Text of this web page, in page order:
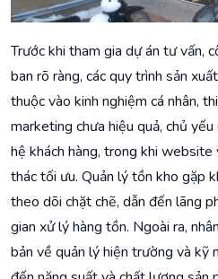
Trước khi tham gia dự án tư vấn,
ban rõ ràng, các quy trình sản
thuộc vào kinh nghiệm cá nhân,
marketing chưa hiệu quả, chủ
hệ khách hàng, trong khi
thác tối ưu. Quản lý tồn kho gặp
theo dõi chặt chẽ, dẫn đến lãng
gian xử lý hàng tồn. Ngoài ra,
bản về quản lý hiện trường và kỹ